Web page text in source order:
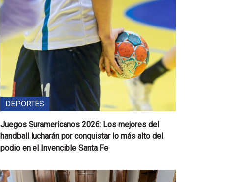
DEPORTES
Juegos Suramericanos 2026: Los mejores del
handball lucharán por conquistar lo más alto del
podio en el Invencible Santa Fe